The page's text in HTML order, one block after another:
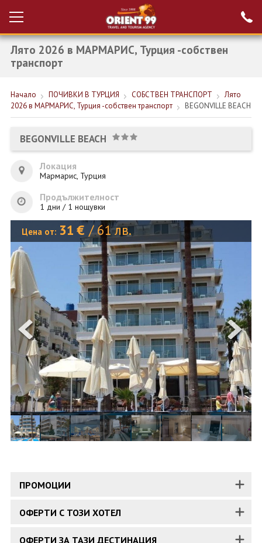
Вход за агенти
Проверка на
резервация
НОВА ГОДИНА ТУРЦИЯ
КРУИЗИ
ЕКЗОТИКА
ЕКСКУРЗИИ
ОЩЕ
ЗА НАС
КОНТАКТИ
ФИРМЕНИ ДОКУМЕНТИ
0700 144 34 Запитване
ПОСЛЕДВАЙТЕ НИ
Лято 2026 в МАРМАРИС, Турция -собствен
транспорт
Начало ПОЧИВКИ В ТУРЦИЯ СОБСТВЕН ТРАНСПОРТ
Лято
2026 в МАРМАРИС, Турция -собствен транспорт
BEGONVILLE BEACH
BEGONVILLE BEACH
Локация
Мармарис, Турция
Продължителност
1 дни / 1 нощувки
Цена от: 31 € / 61лв.
ПРОМОЦИИ
ОФЕРТИ С ТОЗИ ХОТЕЛ
ОФЕРТИ ЗА ТАЗИ ДЕСТИНАЦИЯ